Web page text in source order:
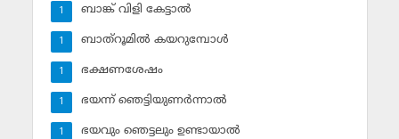
ബാങ്ക് വിളി കേട്ടാല്‍
1
ബാത്‌റൂമില്‍ കയറുമ്പോള്‍
1
ഭക്ഷണശേഷം
1
ഭയന്ന് ഞെട്ടിയുണര്‍ന്നാല്‍
1
ഭയവും ഞെട്ടലും ഉണ്ടായാല്‍
1